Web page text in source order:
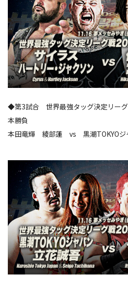
◆第3試合 世界最強タッグ決定リーグ
本勝負
本田竜輝 綾部蓮 vs 黒潮TOKYOジ